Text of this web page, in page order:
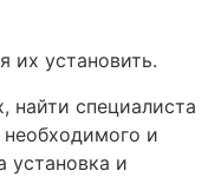
их установить.
найти специалиста
и
установка и